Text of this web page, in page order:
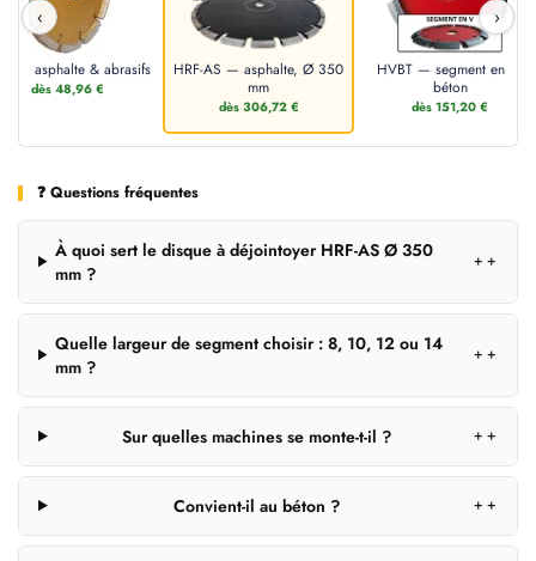
‹ ›
— asphalte & abrasifs
dès 48,96 €
HRF-AS — asphalte, Ø 350
mm
dès 306,72 €
HVBT — segment en V,
béton
dès 151,20 €
❓ Questions fréquentes
À quoi sert le disque à déjointoyer HRF-AS Ø 350
mm ?
＋
Quelle largeur de segment choisir : 8, 10, 12 ou 14
mm ?
＋
Sur quelles machines se monte-t-il ? ＋
Convient-il au béton ? ＋